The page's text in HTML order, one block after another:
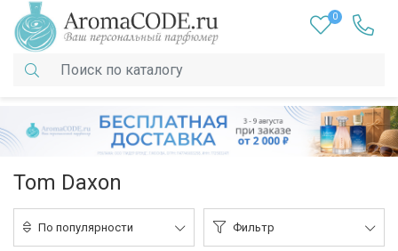
0
Tom Daxon
По популярности Фильтр